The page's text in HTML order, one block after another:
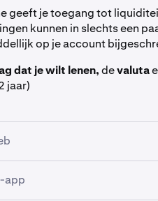
geeft je toegang tot
kunnen in slechts een
op je account
dat je wilt lenen,devaluta
jaar)
aan de linkerkant van
app